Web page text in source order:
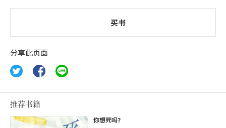
买书
分享此页面
推荐书籍
你想死吗？